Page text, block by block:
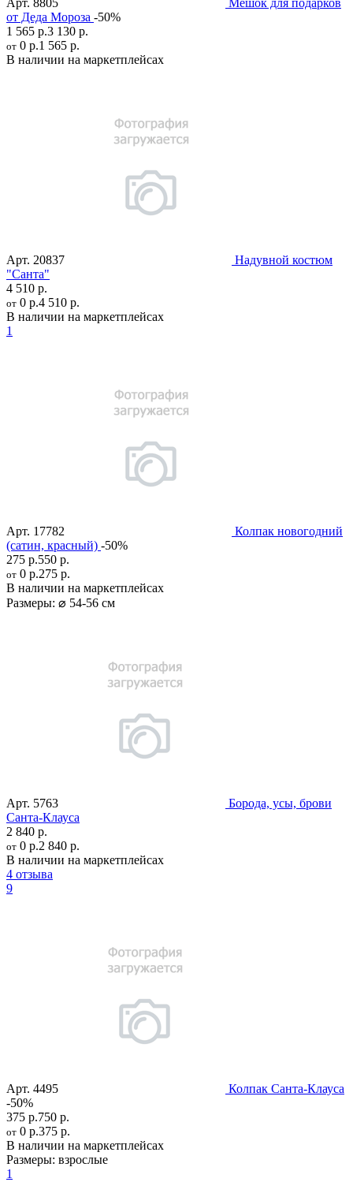
Арт. 8805
Мешок для подарков
от Деда Мороза -50%
1 565 р.3 130 р.
от 0 р.1 565 р.
В наличии на маркетплейсах
Арт. 20837
Надувной костюм
"Санта"
4 510 р.
от 0 р.4 510 р.
В наличии на маркетплейсах
1
Арт. 17782
Колпак новогодний
(сатин, красный) -50%
275 р.550 р.
от 0 р.275 р.
В наличии на маркетплейсах
Размеры: ⌀ 54-56 см
Арт. 5763
Борода, усы, брови
Санта-Клауса
2 840 р.
от 0 р.2 840 р.
В наличии на маркетплейсах
4 отзыва
9
Арт. 4495
Колпак Санта-Клауса
-50%
375 р.750 р.
от 0 р.375 р.
В наличии на маркетплейсах
Размеры: взрослые
1